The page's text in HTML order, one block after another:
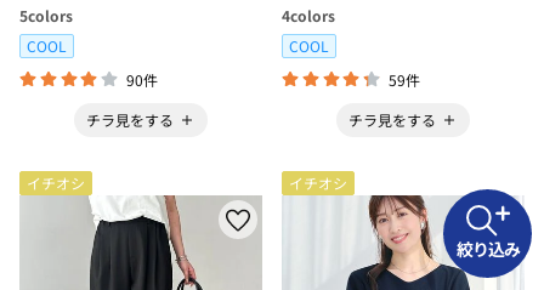
5colors
COOL
90件
チラ見をする
4colors
COOL
59件
チラ見をする
イチオシ イチオシ
絞り込み